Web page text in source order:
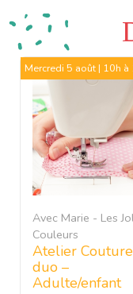
Mercredi 5 août | 10h à
Avec Marie - Les
Couleurs
Atelier
duo –
Adulte/enfant